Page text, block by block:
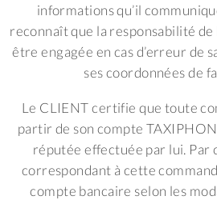
informations qu’il
reconnaît que la responsabilité de
être engagée en cas d’erreur de
ses coordonnées de
Le CLIENT certifie que toute
partir de son compte
réputée effectuée par lui. Par
correspondant à cette
compte bancaire selon les